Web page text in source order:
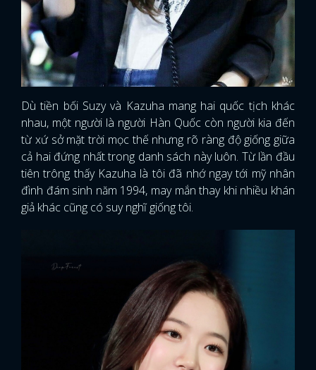
Dù tiền bối Suzy và Kazuha mang hai quốc tịch khác
nhau, một người là người Hàn Quốc còn người kia đến
từ xứ sở mặt trời mọc thế nhưng rõ ràng độ giống giữa
cả hai đứng nhất trong danh sách này luôn. Từ lần đầu
tiên trông thấy Kazuha là tôi đã nhớ ngay tới mỹ nhân
đình đám sinh năm 1994, may mắn thay khi nhiều khán
giả khác cũng có suy nghĩ giống tôi.